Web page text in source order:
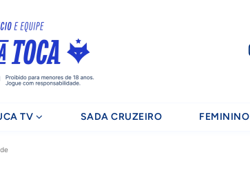
TV SADA CRUZEIRO FEMININO